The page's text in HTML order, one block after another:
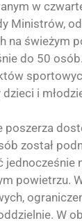
w
Ministrów,
na świeżym
do 50
i
poszerza
został
jednocześnie
powietrzu.
W